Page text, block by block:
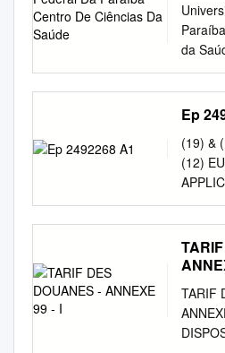
da
Wylly
Jowitt
de
contra
Ep
(19) & (11) EP 2 492 268 A1
(12)
C07D
31/405
TARIF